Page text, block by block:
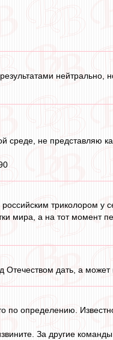
нейтрально,
среде, не представляю
триколором
мира, а на тот момент
Отечеством дать, а может
по определению.
За другие